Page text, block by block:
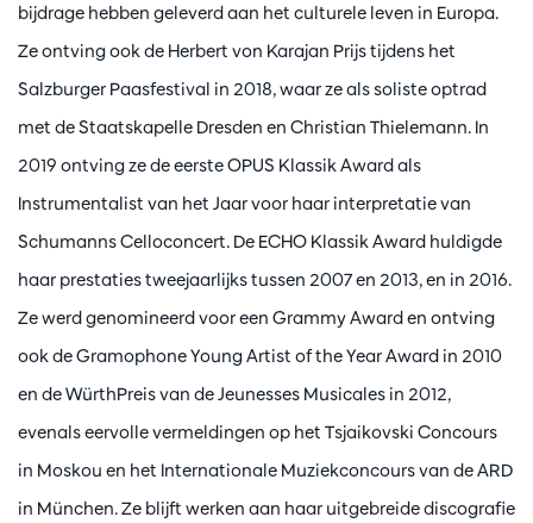
bijdrage hebben geleverd aan het culturele leven in Europa.
Ze ontving ook de Herbert von Karajan Prijs tijdens het
Salzburger Paasfestival in 2018, waar ze als soliste optrad
met de Staatskapelle Dresden en Christian Thielemann. In
2019 ontving ze de eerste OPUS Klassik Award als
Instrumentalist van het Jaar voor haar interpretatie van
Schumanns Celloconcert. De ECHO Klassik Award huldigde
haar prestaties tweejaarlijks tussen 2007 en 2013, en in 2016.
Ze werd genomineerd voor een Grammy Award en ontving
ook de Gramophone Young Artist of the Year Award in 2010
en de WürthPreis van de Jeunesses Musicales in 2012,
evenals eervolle vermeldingen op het Tsjaikovski Concours
in Moskou en het Internationale Muziekconcours van de ARD
in München. Ze blijft werken aan haar uitgebreide discografie